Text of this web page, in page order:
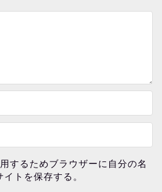
するためブラウザーに自分の名
トを保存する。